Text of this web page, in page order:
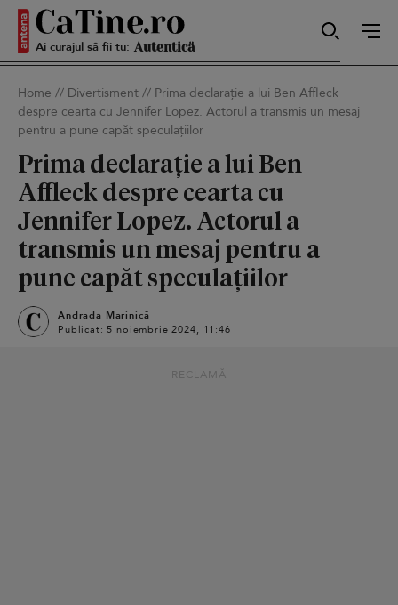
Ai curajul să fii tu: Sexy
Autentică
Smart
Sensibilă
Home // Divertisment // Prima declarație a lui Ben Affleck
despre cearta cu Jennifer Lopez. Actorul a transmis un mesaj
pentru a pune capăt speculațiilor
Prima declarație a lui Ben
Affleck despre cearta cu
Jennifer Lopez. Actorul a
transmis un mesaj pentru a
pune capăt speculațiilor
Andrada Marinică
Publicat: 5 noiembrie 2024, 11:46
RECLAMĂ